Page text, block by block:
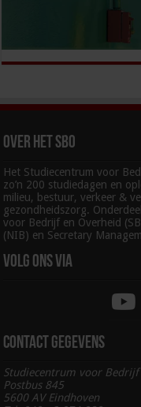
Over het SBO
Het Studiecentrum voor
zo’n 200 studiedagen en
milieu, bestuur, verkeer &
gezondheidszorg.
voor Bedrijf en Overheid
(NIB) en Secretary
Volg ons via
Contact gegevens
Studiecentrum voor
Postbus 845
5600 AV Eindhoven